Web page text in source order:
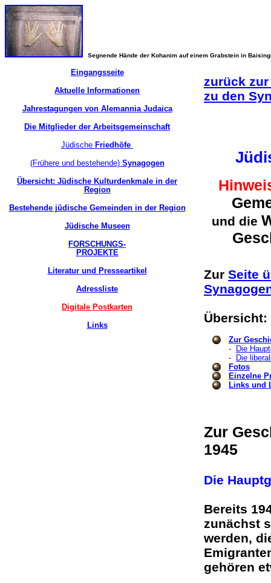
Segnende Hände der Kohanim auf einem Grabstein in
Eingangsseite
Aktuelle Informationen
Jahrestagungen von Alemannia Judaica
Die Mitglieder der Arbeitsgemeinschaft
Jüdische Friedhöfe
(Frühere und bestehende)Synagogen
Übersicht: Jüdische Kulturdenkmale in der
Region
Bestehende jüdische Gemeinden in der Region
Jüdische Museen
FORSCHUNGS-
PROJEKTE
Literatur und Presseartikel
Adressliste
Digitale Postkarten
Links
zurück
zu den
und die
Zur Seite
Zur
-
Die
-
Die
Fotos
Einzelne
Links und
Zur
1945
Die
Bereits
zunächst
werden,
gehören